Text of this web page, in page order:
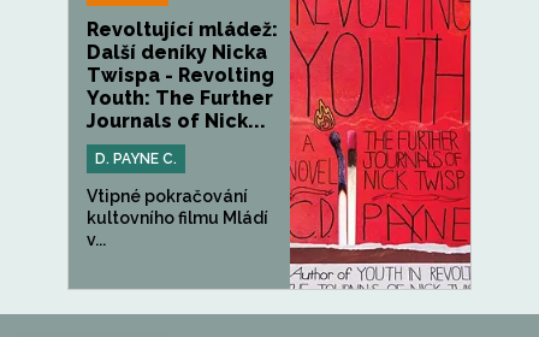
Revoltující mládež:
Další deníky Nicka
Twispa - Revolting
Youth: The Further
Journals of Nick...
D. PAYNE C.
Vtipné pokračování
kultovního filmu Mládí
v...